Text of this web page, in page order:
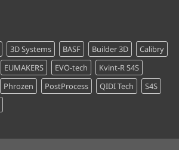
3D Systems BASF Builder 3D
Calibry
EUMAKERS EVO-tech
Kvint-R S4S
Phrozen PostProcess QIDI Tech
S4S